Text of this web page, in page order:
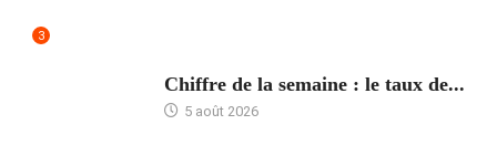
3
Chiffre de la semaine : le taux de...
5 août 2026